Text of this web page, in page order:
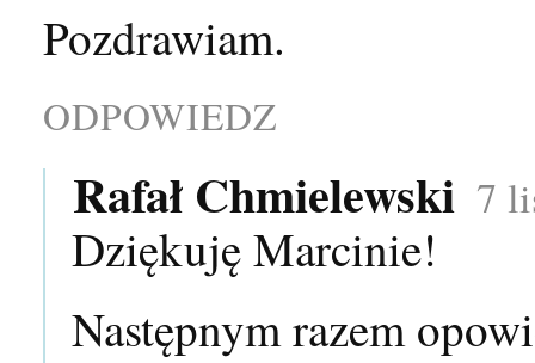
Pozdrawiam.
ODPOWIEDZ
Rafał Chmielewski 7
Dziękuję Marcinie!
Następnym razem